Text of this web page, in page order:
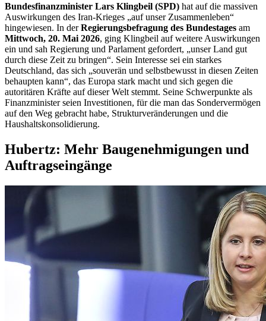
Bundesfinanzminister Lars Klingbeil (SPD) hat auf die massiven
Auswirkungen des Iran-Krieges „auf unser Zusammenleben“
hingewiesen. In derRegierungsbefragung des Bundestages am
Mittwoch, 20. Mai 2026, ging Klingbeil auf weitere Auswirkungen
ein und sah Regierung und Parlament gefordert, „unser Land gut
durch diese Zeit zu bringen“. Sein Interesse sei ein starkes
Deutschland, das sich „souverän und selbstbewusst in diesen Zeiten
behaupten kann“, das Europa stark macht und sich gegen die
autoritären Kräfte auf dieser Welt stemmt. Seine Schwerpunkte als
Finanzminister seien Investitionen, für die man das Sondervermögen
auf den Weg gebracht habe, Strukturveränderungen und die
Haushaltskonsolidierung.
Hubertz: Mehr Baugenehmigungen und
Auftragseingänge